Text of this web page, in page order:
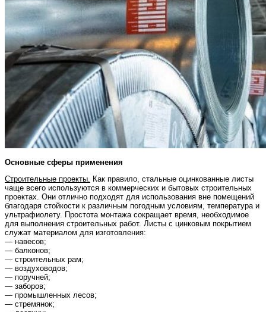
Основные сферы применения
Строительные проекты. Как правило, стальные оцинкованные листы
чаще всего используются в коммерческих и бытовых строительных
проектах. Они отлично подходят для использования вне помещений
благодаря стойкости к различным погодным условиям, температура и
ультрафиолету. Простота монтажа сокращает время, необходимое
для выполнения строительных работ. Листы с цинковым покрытием
служат материалом для изготовления:
— навесов;
— балконов;
— строительных рам;
— воздуховодов;
— поручней;
— заборов;
— промышленных лесов;
— стремянок;